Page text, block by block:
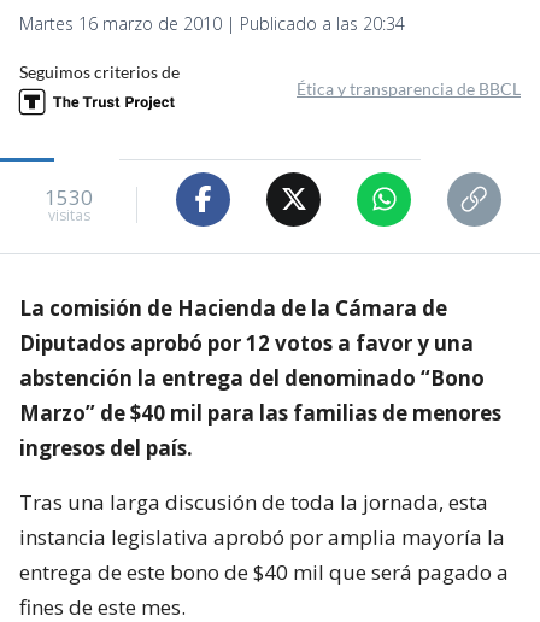
Martes 16 marzo de 2010 | Publicado a las 20:34
Seguimos criterios de
Ética y transparencia de BBCL
1530
visitas
La comisión de Hacienda de la Cámara de
Diputados aprobó por 12 votos a favor y una
abstención la entrega del denominado “Bono
Marzo” de $40 mil para las familias de menores
ingresos del país.
Tras una larga discusión de toda la jornada, esta
instancia legislativa aprobó por amplia mayoría la
entrega de este bono de $40 mil que será pagado a
fines de este mes.